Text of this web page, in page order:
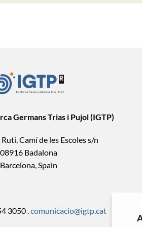
Germans Trias i Pujol (IGTP)
Camí de les Escoles s/n
08916 Badalona
Barcelona, Spain
3050 .comunicacio@igtp.cat